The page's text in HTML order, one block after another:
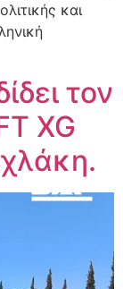
και
τον
XG